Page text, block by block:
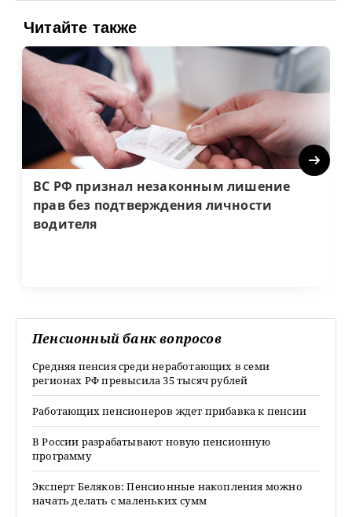
Читайте также
ВС РФ признал незаконным лишение
прав без подтверждения личности
водителя
Next
Пенсионный банк вопросов
Средняя пенсия среди неработающих в семи
регионах РФ превысила 35 тысяч рублей
Работающих пенсионеров ждет прибавка к пенсии
В России разрабатывают новую пенсионную
программу
Эксперт Беляков: Пенсионные накопления можно
начать делать с маленьких сумм